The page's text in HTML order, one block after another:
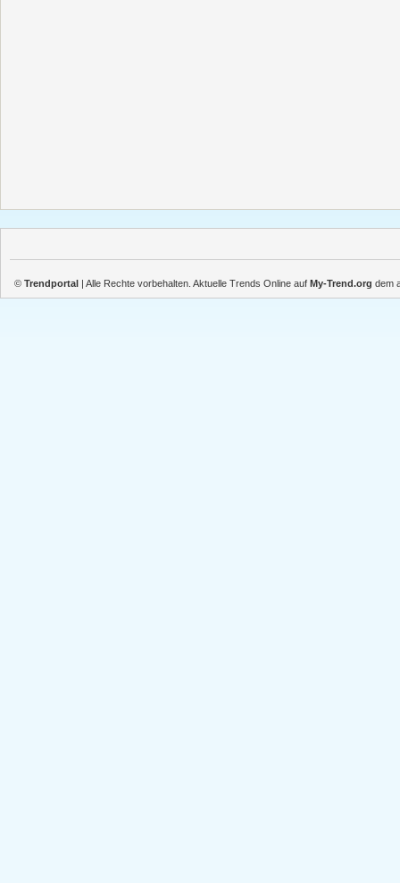
© Trendportal | Alle Rechte vorbehalten. Aktuelle Trends Online auf My-Trend.org dem